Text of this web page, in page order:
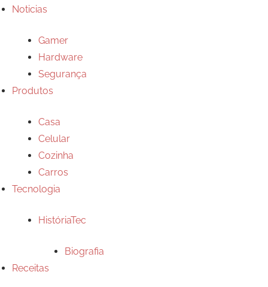
Noticias
Gamer
Hardware
Segurança
Produtos
Casa
Celular
Cozinha
Carros
Tecnologia
HistóriaTec
Biografia
Receitas